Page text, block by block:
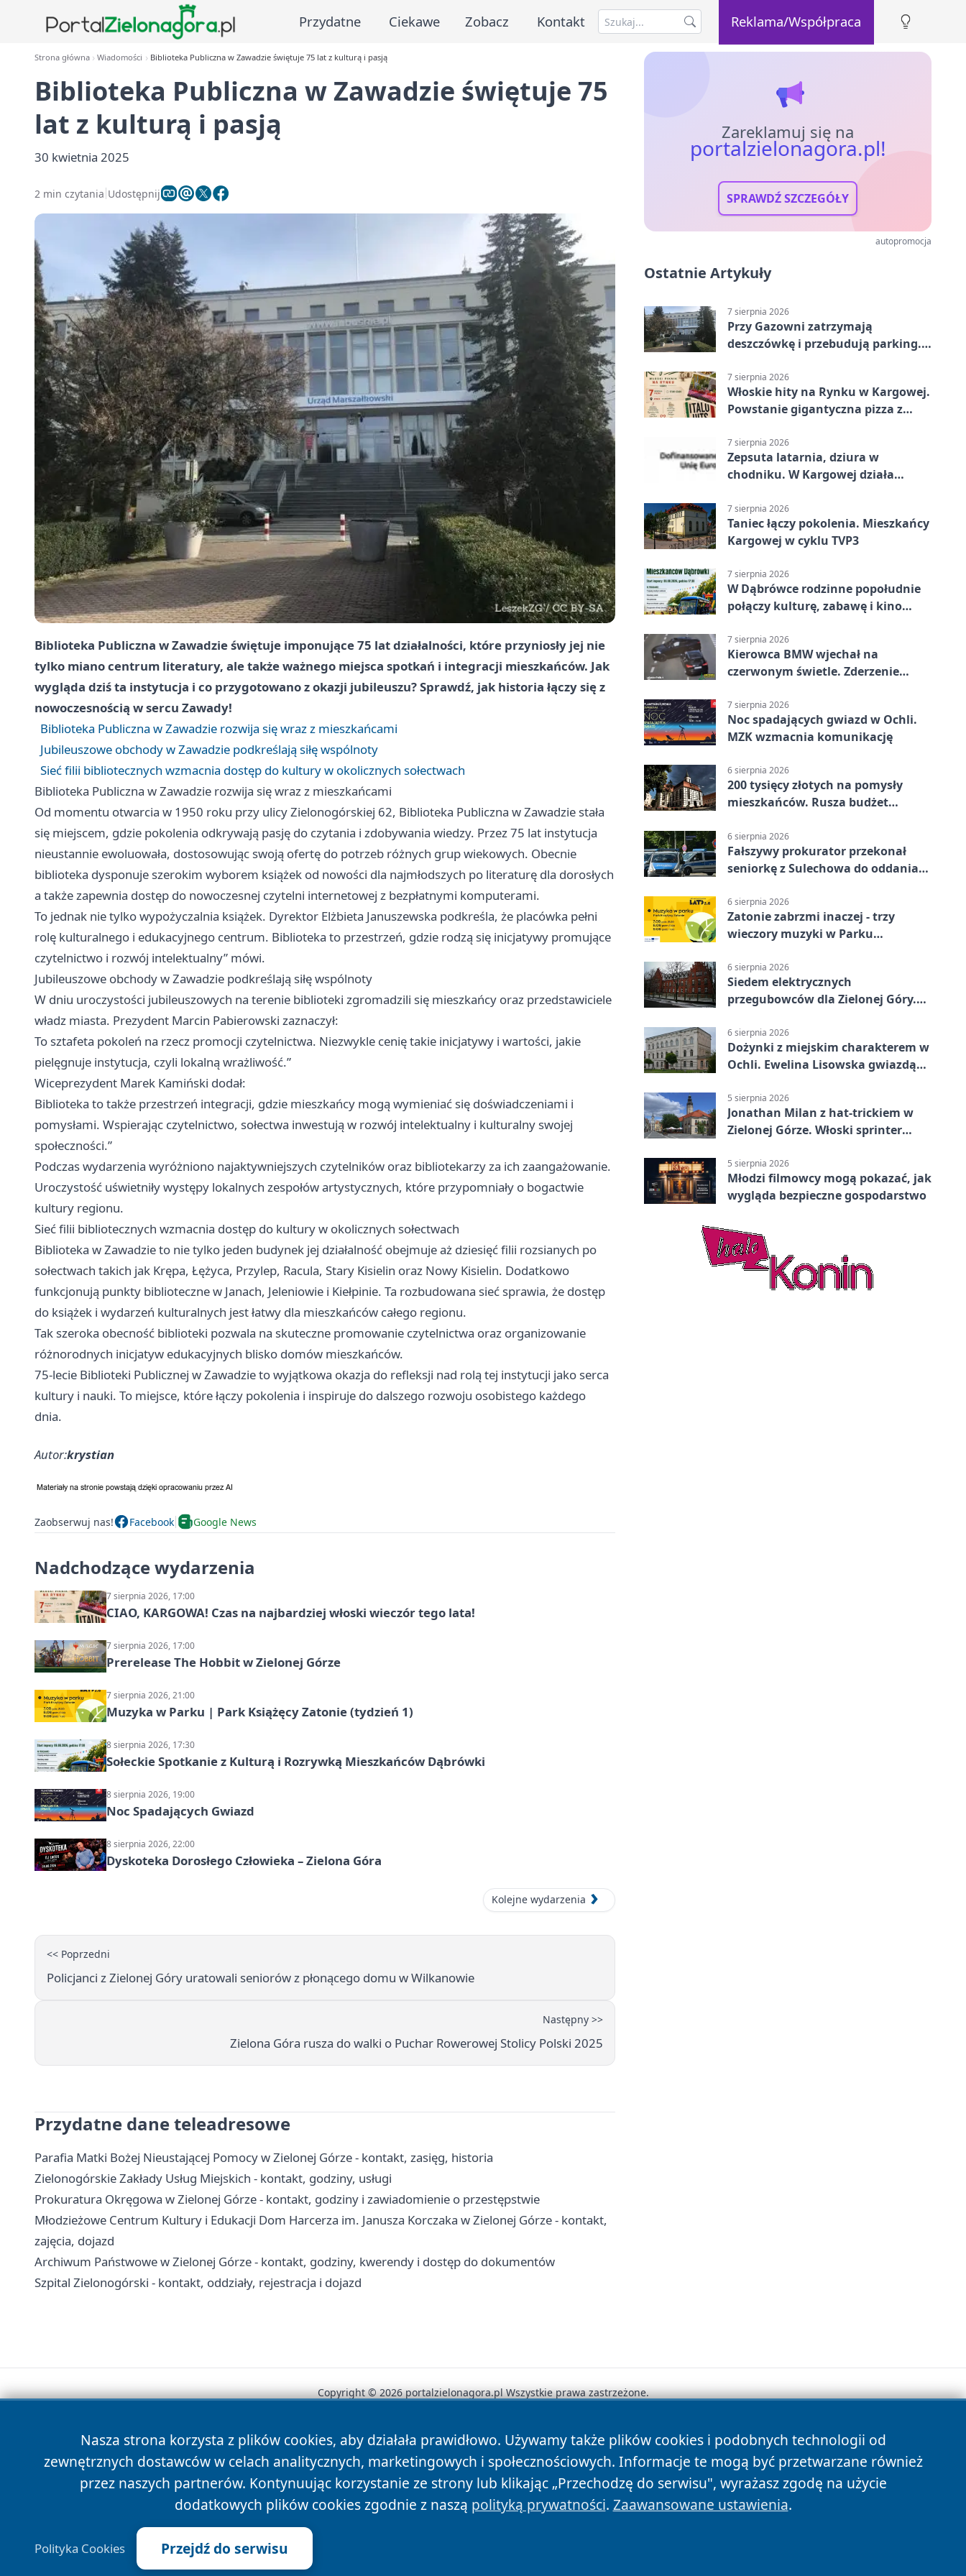
Przydatne Ciekawe Zobacz Kontakt Reklama/Współpraca
Strona główna Wiadomości Biblioteka Publiczna w Zawadzie świętuje 75 lat z kulturą i pasją
Biblioteka Publiczna w Zawadzie świętuje 75
lat z kulturą i pasją
30 kwietnia 2025
2 min czytania Udostępnij
Biblioteka Publiczna w Zawadzie świętuje imponujące 75 lat działalności, które przyniosły jej nie
tylko miano centrum literatury, ale także ważnego miejsca spotkań i integracji mieszkańców. Jak
wygląda dziś ta instytucja i co przygotowano z okazji jubileuszu? Sprawdź, jak historia łączy się z
nowoczesnością w sercu Zawady!
Biblioteka Publiczna w Zawadzie rozwija się wraz z mieszkańcami
Jubileuszowe obchody w Zawadzie podkreślają siłę wspólnoty
Sieć filii bibliotecznych wzmacnia dostęp do kultury w okolicznych sołectwach
Biblioteka Publiczna w Zawadzie rozwija się wraz z mieszkańcami
Od momentu otwarcia w 1950 roku przy ulicy Zielonogórskiej 62, Biblioteka Publiczna w Zawadzie stała
się miejscem, gdzie pokolenia odkrywają pasję do czytania i zdobywania wiedzy. Przez 75 lat instytucja
nieustannie ewoluowała, dostosowując swoją ofertę do potrzeb różnych grup wiekowych. Obecnie
biblioteka dysponuje szerokim wyborem książek od nowości dla najmłodszych po literaturę dla dorosłych
a także zapewnia dostęp do nowoczesnej czytelni internetowej z bezpłatnymi komputerami.
To jednak nie tylko wypożyczalnia książek. Dyrektor Elżbieta Januszewska podkreśla, że placówka pełni
rolę kulturalnego i edukacyjnego centrum. Biblioteka to przestrzeń, gdzie rodzą się inicjatywy promujące
czytelnictwo i rozwój intelektualny” mówi.
Jubileuszowe obchody w Zawadzie podkreślają siłę wspólnoty
W dniu uroczystości jubileuszowych na terenie biblioteki zgromadzili się mieszkańcy oraz przedstawiciele
władz miasta. Prezydent Marcin Pabierowski zaznaczył:
To sztafeta pokoleń na rzecz promocji czytelnictwa. Niezwykle cenię takie inicjatywy i wartości, jakie
pielęgnuje instytucja, czyli lokalną wrażliwość.”
Wiceprezydent Marek Kamiński dodał:
Biblioteka to także przestrzeń integracji, gdzie mieszkańcy mogą wymieniać się doświadczeniami i
pomysłami. Wspierając czytelnictwo, sołectwa inwestują w rozwój intelektualny i kulturalny swojej
społeczności.”
Podczas wydarzenia wyróżniono najaktywniejszych czytelników oraz bibliotekarzy za ich zaangażowanie.
Uroczystość uświetniły występy lokalnych zespołów artystycznych, które przypomniały o bogactwie
kultury regionu.
Sieć filii bibliotecznych wzmacnia dostęp do kultury w okolicznych sołectwach
Biblioteka w Zawadzie to nie tylko jeden budynek jej działalność obejmuje aż dziesięć filii rozsianych po
sołectwach takich jak Krępa, Łężyca, Przylep, Racula, Stary Kisielin oraz Nowy Kisielin. Dodatkowo
funkcjonują punkty biblioteczne w Janach, Jeleniowie i Kiełpinie. Ta rozbudowana sieć sprawia, że dostęp
do książek i wydarzeń kulturalnych jest łatwy dla mieszkańców całego regionu.
Tak szeroka obecność biblioteki pozwala na skuteczne promowanie czytelnictwa oraz organizowanie
różnorodnych inicjatyw edukacyjnych blisko domów mieszkańców.
75-lecie Biblioteki Publicznej w Zawadzie to wyjątkowa okazja do refleksji nad rolą tej instytucji jako serca
kultury i nauki. To miejsce, które łączy pokolenia i inspiruje do dalszego rozwoju osobistego każdego
dnia.
Autor:krystian
Zaobserwuj nas! Facebook Google News
Nadchodzące wydarzenia
7 sierpnia 2026, 17:00
CIAO, KARGOWA! Czas na najbardziej włoski wieczór tego lata!
7 sierpnia 2026, 17:00
Prerelease The Hobbit w Zielonej Górze
7 sierpnia 2026, 21:00
Muzyka w Parku | Park Książęcy Zatonie (tydzień 1)
8 sierpnia 2026, 17:30
Sołeckie Spotkanie z Kulturą i Rozrywką Mieszkańców Dąbrówki
8 sierpnia 2026, 19:00
Noc Spadających Gwiazd
8 sierpnia 2026, 22:00
Dyskoteka Dorosłego Człowieka – Zielona Góra
Kolejne wydarzenia
<< Poprzedni
Policjanci z Zielonej Góry uratowali seniorów z płonącego domu w Wilkanowie
Następny >>
Zielona Góra rusza do walki o Puchar Rowerowej Stolicy Polski 2025
Przydatne dane teleadresowe
Parafia Matki Bożej Nieustającej Pomocy w Zielonej Górze - kontakt, zasięg, historia
Zielonogórskie Zakłady Usług Miejskich - kontakt, godziny, usługi
Prokuratura Okręgowa w Zielonej Górze - kontakt, godziny i zawiadomienie o przestępstwie
Młodzieżowe Centrum Kultury i Edukacji Dom Harcerza im. Janusza Korczaka w Zielonej Górze - kontakt,
zajęcia, dojazd
Archiwum Państwowe w Zielonej Górze - kontakt, godziny, kwerendy i dostęp do dokumentów
Szpital Zielonogórski - kontakt, oddziały, rejestracja i dojazd
Zareklamuj się na
portalzielonagora.pl!
SPRAWDŹ SZCZEGÓŁY
autopromocja
Ostatnie Artykuły
7 sierpnia 2026
Przy Gazowni zatrzymają
deszczówkę i przebudują parking.
7 sierpnia 2026
Włoskie hity na Rynku w Kargowej.
Powstanie gigantyczna pizza z
7 sierpnia 2026
Zepsuta latarnia, dziura w
chodniku. W Kargowej działa
7 sierpnia 2026
Taniec łączy pokolenia. Mieszkańcy
Kargowej w cyklu TVP3
7 sierpnia 2026
W Dąbrówce rodzinne popołudnie
połączy kulturę, zabawę i kino
7 sierpnia 2026
Kierowca BMW wjechał na
czerwonym świetle. Zderzenie
7 sierpnia 2026
Noc spadających gwiazd w Ochli.
MZK wzmacnia komunikację
6 sierpnia 2026
200 tysięcy złotych na pomysły
mieszkańców. Rusza budżet
6 sierpnia 2026
Fałszywy prokurator przekonał
seniorkę z Sulechowa do oddania
6 sierpnia 2026
Zatonie zabrzmi inaczej - trzy
wieczory muzyki w Parku
6 sierpnia 2026
Siedem elektrycznych
przegubowców dla Zielonej Góry.
6 sierpnia 2026
Dożynki z miejskim charakterem w
Ochli. Ewelina Lisowska gwiazdą
5 sierpnia 2026
Jonathan Milan z hat-trickiem w
Zielonej Górze. Włoski sprinter
5 sierpnia 2026
Młodzi filmowcy mogą pokazać, jak
wygląda bezpieczne gospodarstwo
Nasza strona korzysta z plików cookies, aby działała prawidłowo. Używamy także plików cookies i podobnych technologii od
zewnętrznych dostawców w celach analitycznych, marketingowych i społecznościowych. Informacje te mogą być przetwarzane również
przez naszych partnerów. Kontynuując korzystanie ze strony lub klikając „Przechodzę do serwisu", wyrażasz zgodę na użycie
dodatkowych plików cookies zgodnie z naszą polityką prywatności. Zaawansowane ustawienia.
Polityka Cookies Przejdź do serwisu
Copyright © 2026 portalzielonagora.pl Wszystkie prawa zastrzeżone.
News Autorzy Polityka Prywatności Polityka Cookies